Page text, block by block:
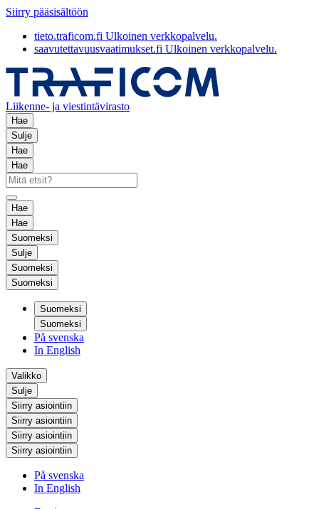
Siirry pääsisältöön
tieto.traficom.fi Ulkoinen verkkopalvelu.
saavutettavuusvaatimukset.fi Ulkoinen verkkopalvelu.
Liikenne- ja viestintävirasto
Hae
Sulje
Hae
Hae
Hae
Hae
Suomeksi
Sulje
Suomeksi
Suomeksi
Suomeksi
Suomeksi
På svenska
In English
Valikko
Sulje
Siirry asiointiin
Siirry asiointiin
Siirry asiointiin
Siirry asiointiin
På svenska
In English